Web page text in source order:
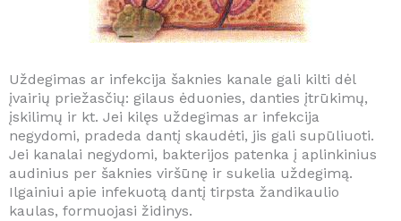
Uždegimas ar infekcija šaknies kanale gali kilti dėl
įvairių priežasčių: gilaus ėduonies, danties įtrūkimų,
įskilimų ir kt. Jei kilęs uždegimas ar infekcija
negydomi, pradeda dantį skaudėti, jis gali supūliuoti.
Jei kanalai negydomi, bakterijos patenka į aplinkinius
audinius per šaknies viršūnę ir sukelia uždegimą.
Ilgainiui apie infekuotą dantį tirpsta žandikaulio
kaulas, formuojasi židinys.